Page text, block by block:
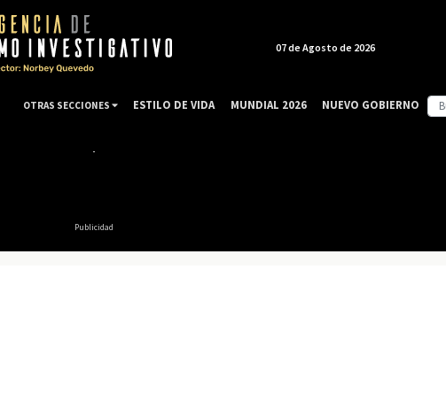
Publicidad
07 de Agosto de 2026
OTRAS SECCIONES ESTILO DE VIDA MUNDIAL 2026 NUEVO GOBIERNO